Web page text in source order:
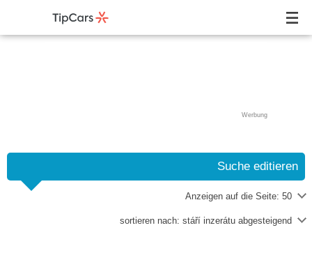
Werbung
Suche editieren
Anzeigen auf die Seite: 50
sortieren nach: stáří inzerátu abgesteigend